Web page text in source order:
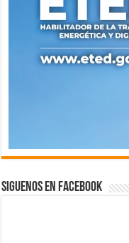
Siguenos en Facebook